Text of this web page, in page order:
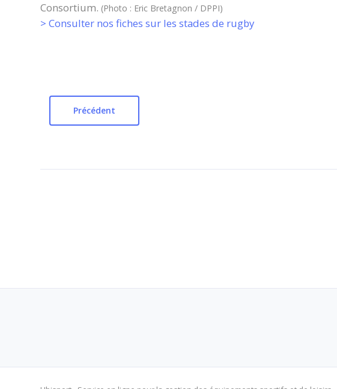
Consortium. (Photo : Eric Bretagnon / DPPI)
> Consulter nos fiches sur les stades de rugby
Précédent